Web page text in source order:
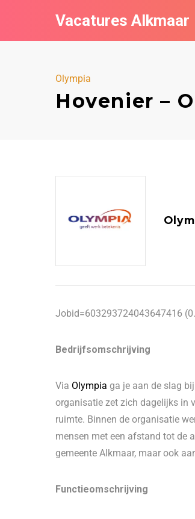
Vacatures Alkmaar
Olympia
Hovenier –
Jobid=603293724043647416
Bedrijfsomschrijving
Via Olympia ga je aan de slag
organisatie zet zich dagelijks in
ruimte. Binnen de organisatie
mensen met een afstand tot de
gemeente Alkmaar, maar ook
Functieomschrijving